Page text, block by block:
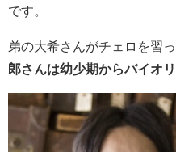
です。
弟の大希さんがチェロを習
郎さんは幼少期からバイオ